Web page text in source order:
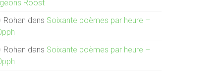
Roost
Rohan dans Soixante poèmes par heure –
Rohan dans Soixante poèmes par heure –